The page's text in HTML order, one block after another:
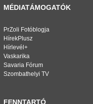
MÉDIATÁMOGATÓK
PrZoli Fotóblogja
HírekPlusz
Hírlevél+
Vaskarika
Savaria Fórum
Szombathelyi TV
FENNTARTÓ